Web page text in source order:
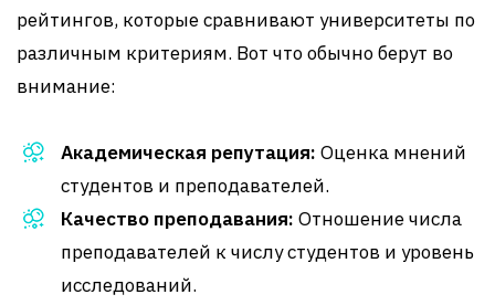
рейтингов, которые сравнивают университеты по
различным критериям. Вот что обычно берут во
внимание:
Академическая репутация: Оценка мнений
студентов и преподавателей.
Качество преподавания: Отношение числа
преподавателей к числу студентов и уровень
исследований.